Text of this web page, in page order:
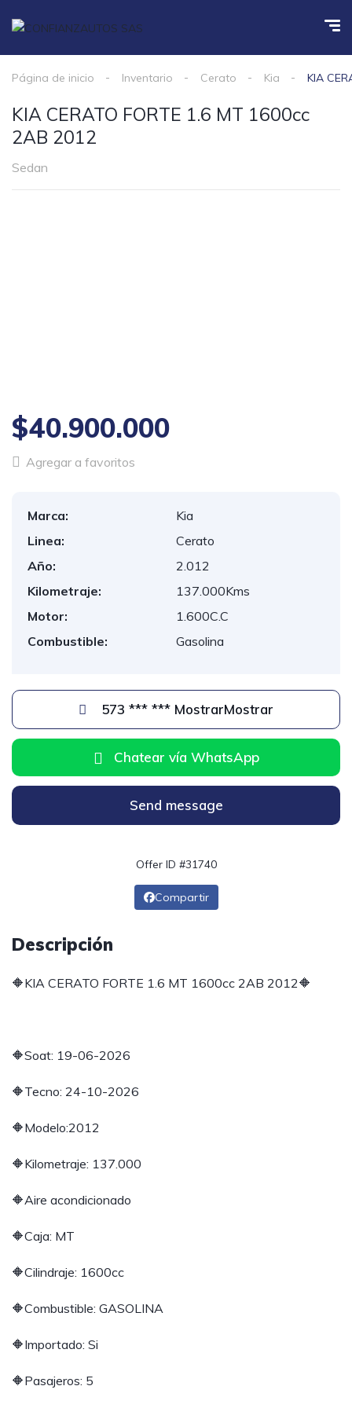
Página de inicio Inventario Cerato Kia KIA
KIA CERATO FORTE 1.6 MT 1600cc
2AB 2012
Sedan
$40.900.000
Agregar a favoritos
Marca:
Kia
Linea:
Cerato
Año:
2.012
Kilometraje:
137.000Kms
Motor:
1.600C.C
Combustible:
Gasolina
573 *** *** MostrarMostrar
Chatear vía WhatsApp
Send message
Offer ID #31740
Compartir
Descripción
🔶KIA CERATO FORTE 1.6 MT 1600cc 2AB 2012🔶
🔶Soat: 19-06-2026
🔶Tecno: 24-10-2026
🔶Modelo:2012
🔶Kilometraje: 137.000
🔶Aire acondicionado
🔶Caja: MT
🔶Cilindraje: 1600cc
🔶Combustible: GASOLINA
🔶Importado: Si
🔶Pasajeros: 5